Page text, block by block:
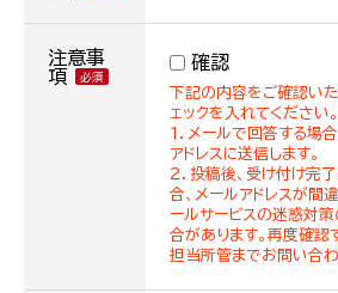
注意事
項
確認
下記の内容をご確認い
ェックを入れてください。
１．メールで回答する場
アドレスに送信します。
２．投稿後、受け付け完
合、メールアドレスが間
ールサービスの迷惑対
合があります。再度確認
担当所管までお問い合わ